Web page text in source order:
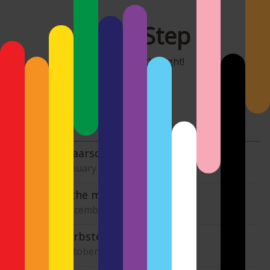
MonoStep
It's all about the light!
Die Saarschleife
22. January 2026
Into the mist
26. December 2025
Es herbstelt
27. October 2025